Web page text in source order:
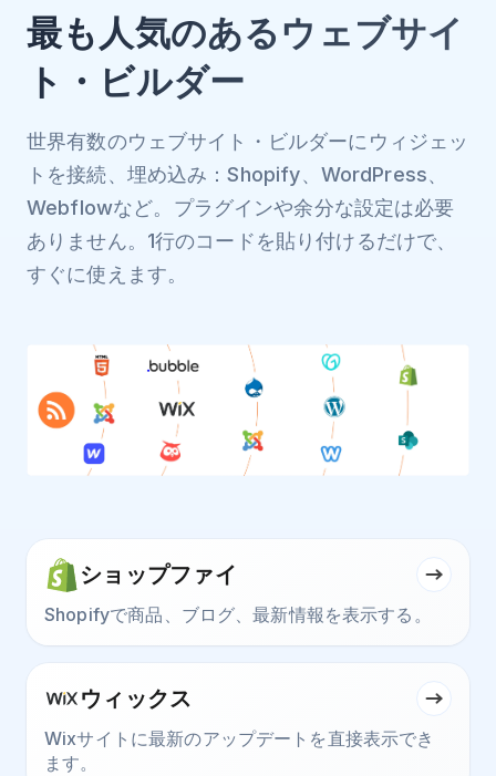
最も人気のあるウェブサイ
ト・ビルダー
世界有数のウェブサイト・ビルダーにウィジェッ
トを接続、埋め込み：Shopify、WordPress、
Webflowなど。プラグインや余分な設定は必要
ありません。1行のコードを貼り付けるだけで、
すぐに使えます。
ショップファイ
Shopifyで商品、ブログ、最新情報を表示する。
ウィックス
Wixサイトに最新のアップデートを直接表示でき
ます。